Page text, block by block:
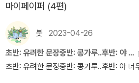
을 항상 휴대하며 틈틈이 읽는 스타일이 아
방에 넣어 다니고 틈틈이 읽기 시작하자 양
그렇고 양장의 두꺼운 표지가 가방 안에서
때문이다.그리고 무엇보다 양장이랍시고 비
마이페이퍼 (4편)
붓 2023-04-26
초반: 유려한 문장중반: 콩가루..후반: 야 ...
초반: 유려한 문장중반: 콩가루..후반: 야 너